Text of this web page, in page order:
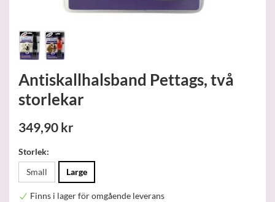
Antiskallhalsband Pettags, två
storlekar
349,90 kr
Storlek:
Small
Large
Finns i lager för omgående leverans